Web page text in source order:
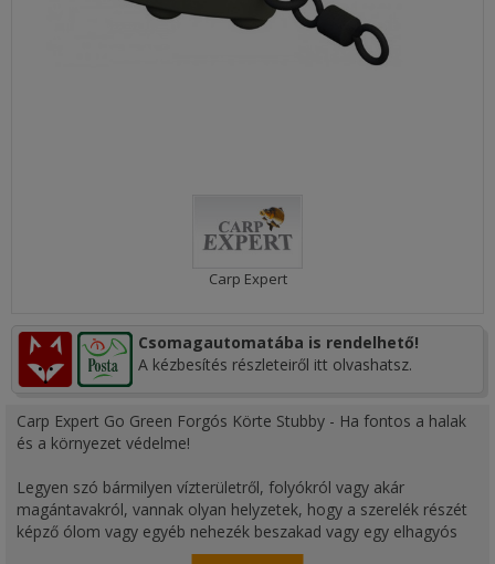
Carp Expert
Csomagautomatába is rendelhető!
A kézbesítés részleteiről itt olvashatsz.
Carp Expert Go Green Forgós Körte Stubby - Ha fontos a halak
és a környezet védelme!
Legyen szó bármilyen vízterületről, folyókról vagy akár
magántavakról, vannak olyan helyzetek, hogy a szerelék részét
képző ólom vagy egyéb nehezék beszakad vagy egy elhagyós
szerelék részét képezve a vízben marad. Némely nehezéknek